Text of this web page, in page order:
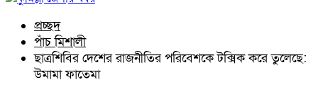
নাঙ্গলকোট
মনোহরগঞ্জ
অন্যান্য
প্রচ্ছদ
পাঁচ মিশালী
ছাত্রশিবির দেশের রাজনীতির পরিবেশকে টক্সিক করে তুলেছে:
উমামা ফাতেমা